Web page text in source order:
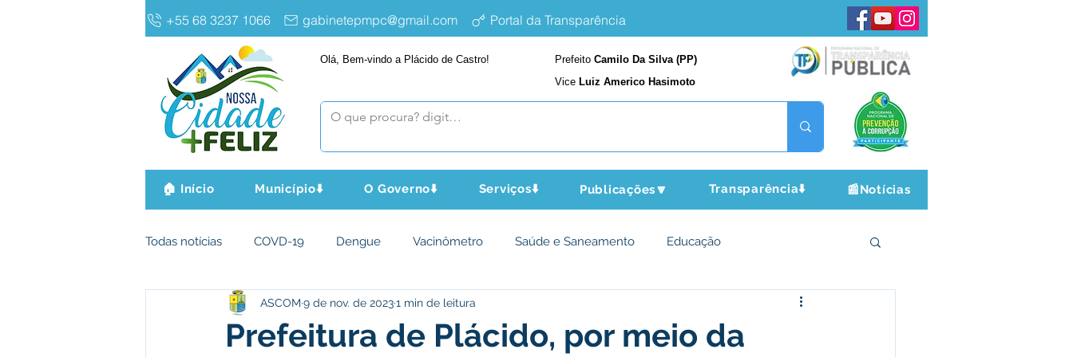
+55 68 3237 1066 gabinetepmpc@gmail.com Portal da Transparência
Olá, Bem-vindo a Plácido de Castro! Prefeito Camilo Da Silva (PP)
Vice Luiz Americo Hasimoto
🏠 Início Município⬇️ O Governo⬇️ Serviços⬇️ Publicações🔽 Transparência⬇️ 📰Notícias
Todas notícias COVD-19 Dengue Vacinômetro Saúde e Saneamento Educação
Infraestrutura e Obras Agricultura e Meio Ambiente
Prefeitura de Plácido, por meio da
ASCOM 9 de nov. de 20231 min de leitura